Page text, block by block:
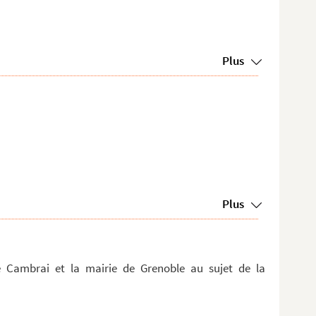
Plus
Plus
Cambrai et la mairie de Grenoble au sujet de la